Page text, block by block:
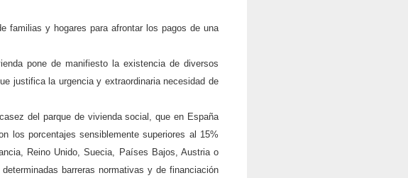
familias y hogares para afrontar los pagos de una
pone de manifiesto la existencia de diversos
justifica la urgencia y extraordinaria necesidad de
del parque de vivienda social, que en España
los porcentajes sensiblemente superiores al 15%
Reino Unido, Suecia, Países Bajos, Austria o
barreras normativas y de financiación